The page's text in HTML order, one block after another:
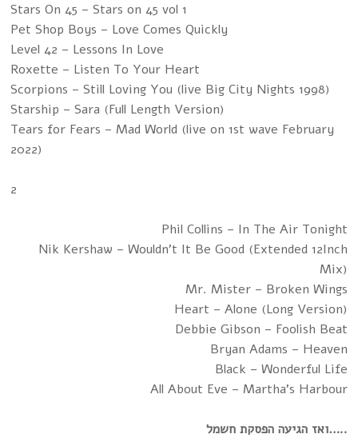
Stars On 45 – Stars on 45 vol 1
Pet Shop Boys – Love Comes Quickly
Level 42 – Lessons In Love
Roxette – Listen To Your Heart
Scorpions – Still Loving You (live Big City Nights 1998)
Starship – Sara (Full Length Version)
Tears for Fears – Mad World (live on 1st wave February
2022)
2
Phil Collins – In The Air Tonight
Nik Kershaw – Wouldn't It Be Good (Extended 12Inch
Mix)
Mr. Mister – Broken Wings
Heart – Alone (Long Version)
Debbie Gibson – Foolish Beat
Bryan Adams – Heaven
Black – Wonderful Life
All About Eve – Martha's Harbour
ואז הגיעה הפסקת חשמל…..